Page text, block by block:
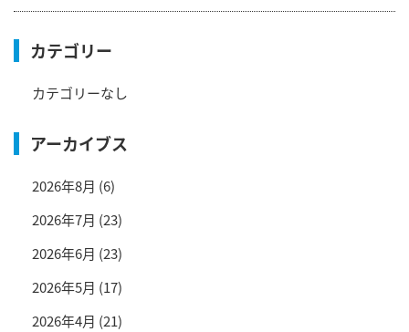
カテゴリー
カテゴリーなし
アーカイブス
2026年8月 (6)
2026年7月 (23)
2026年6月 (23)
2026年5月 (17)
2026年4月 (21)